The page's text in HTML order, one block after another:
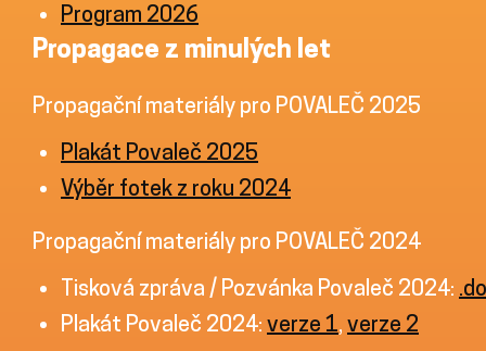
Program 2026
Propagace z minulých let
Propagační materiály pro POVALEČ 2025
Plakát Povaleč 2025
Výběr fotek z roku 2024
Propagační materiály pro POVALEČ 2024
Tisková zpráva / Pozvánka Povaleč 2024:
Plakát Povaleč 2024: verze 1, verze 2